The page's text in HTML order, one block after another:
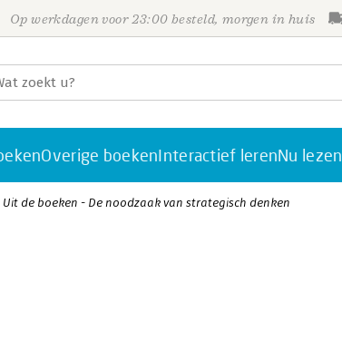
Op werkdagen voor 23:00 besteld, morgen in huis
Overige boekenInteractief lerenNu lezen
Uit de boeken - De noodzaak van strategisch denken